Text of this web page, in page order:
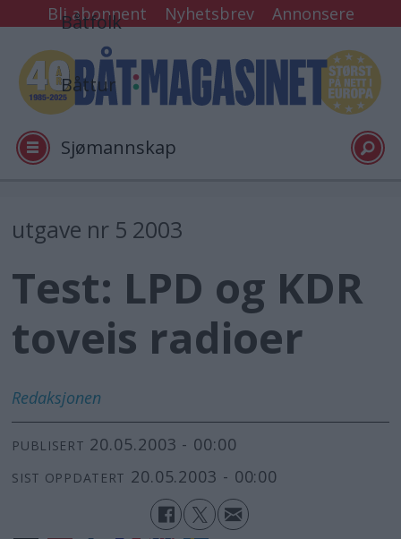
Bli abonnent Nyhetsbrev Annonsere
Båtfolk
Båttur
Sjømannskap
Arkiv
Video
utgave nr 5 2003
Test: LPD og KDR
toveis radioer
Redaksjonen
PUBLISERT 20.05.2003 - 00:00
SIST OPPDATERT 20.05.2003 - 00:00